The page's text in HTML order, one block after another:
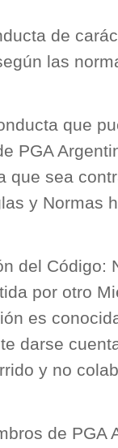
de
las
que
PGA
que sea
y Normas
del Código:
por otro
es
darse
y no
de PGA